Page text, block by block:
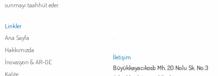
sunmayı taahhüt eder.
Linkler
Ana Sayfa
Hakkımızda
İnovasyon & AR-GE
Kalite
İletişim
Büyükkayacıkosb Mh. 20 Nolu Sk. No:3